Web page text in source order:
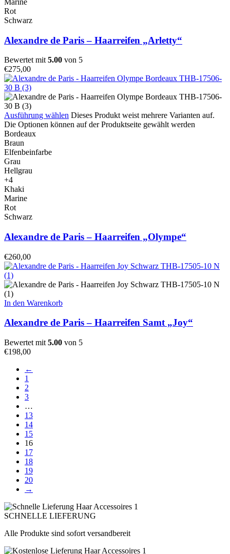
Rot
Schwarz
Alexandre de Paris – Haarreifen „Arletty“
Bewertet mit 5.00 von 5
€275,00
Ausführung wählen Dieses Produkt weist mehrere Varianten auf.
Die Optionen können auf der Produktseite gewählt werden
Bordeaux
Braun
Elfenbeinfarbe
Grau
Hellgrau
+4
Khaki
Marine
Rot
Schwarz
Alexandre de Paris – Haarreifen „Olympe“
€260,00
In den Warenkorb
Alexandre de Paris – Haarreifen Samt „Joy“
Bewertet mit 5.00 von 5
€198,00
←
1
2
3
…
13
14
15
16
17
18
19
20
→
SCHNELLE LIEFERUNG
Alle Produkte sind sofort versandbereit